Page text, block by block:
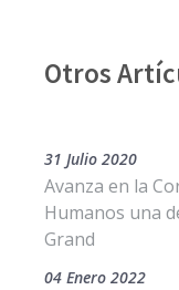
Otros
31 Julio 2020
Avanza en la
Humanos una
Grand
04 Enero 2022